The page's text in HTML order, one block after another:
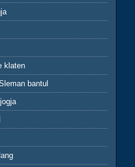
jika engkau berbuat
itu untuk
yang tertukar
salahkan keadaan
perbuatan kita
kita sendiri
sholat,maka
bumi dan carilah
allah banyak-
(Q.S.62:10)
tak hanya berbentuk
klaten
bantul